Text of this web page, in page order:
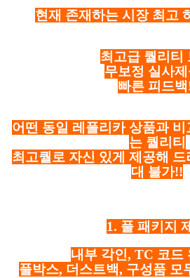
현재 존재하는 시장 최고
최고급 퀄리티
무보정 실사
빠른 피드
어떤 동일 레플리카 상품과
는 퀄리티
최고퀄로 자신 있게 제공해
대 불가!!
1. 풀 패키지
내부 각인, TC 코드
풀박스, 더스트백, 구성품 모